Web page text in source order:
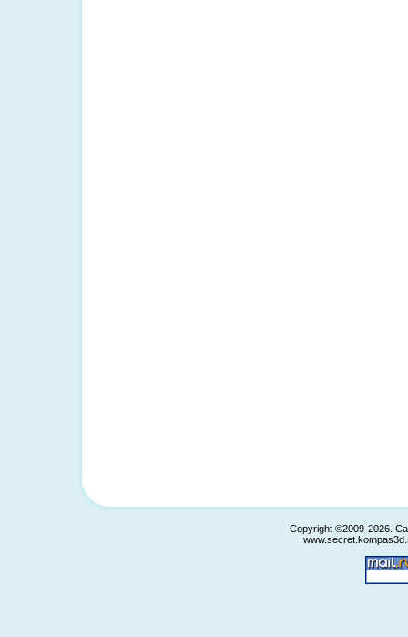
Copyright ©2009-2026.